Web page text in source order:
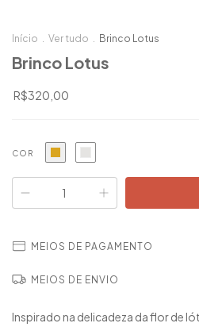
Início . Ver tudo . Brinco Lotus
Brinco Lotus
R$320,00
COR
MEIOS DE PAGAMENTO
MEIOS DE ENVIO
Inspirado na delicadeza da flor de